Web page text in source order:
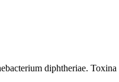
diphtheriae. Toxina